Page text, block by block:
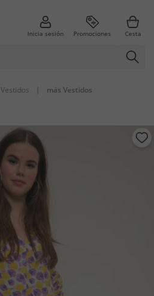
Inicia sesión Promociones Cesta
Vestidos | más Vestidos